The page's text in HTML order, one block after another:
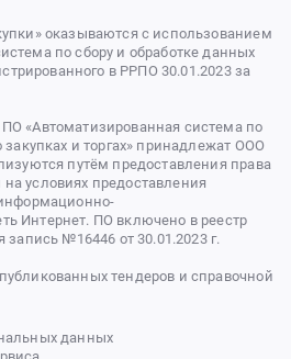
оказываются с использованием
по сбору и обработке данных
в РРПО 30.01.2023 за
«Автоматизированная система по
закупках и торгах» принадлежат ООО
путём предоставления права
условиях предоставления
Интернет. ПО включено в реестр
запись №16446 от 30.01.2023 г.
тендеров и справочной
данных